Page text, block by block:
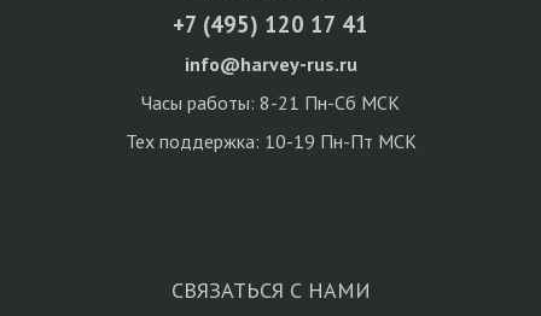
+7 (495) 120 17 41
info@harvey-rus.ru
Часы работы: 8-21 Пн-Сб МСК
Тех поддержка: 10-19 Пн-Пт МСК
СВЯЗАТЬСЯ С НАМИ